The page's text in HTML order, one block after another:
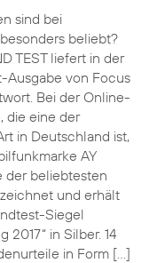
sind bei
beliebt?
TEST liefert in der
Ausgabe von Focus
Bei der Online-
die eine der
in Deutschland ist,
AY
der beliebtesten
und erhält
Siegel
2017“ in Silber. 14
in Form […]